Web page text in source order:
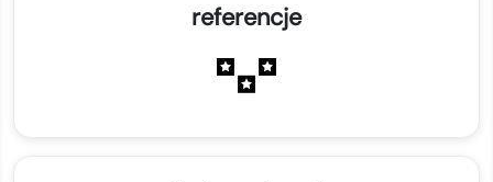
referencje